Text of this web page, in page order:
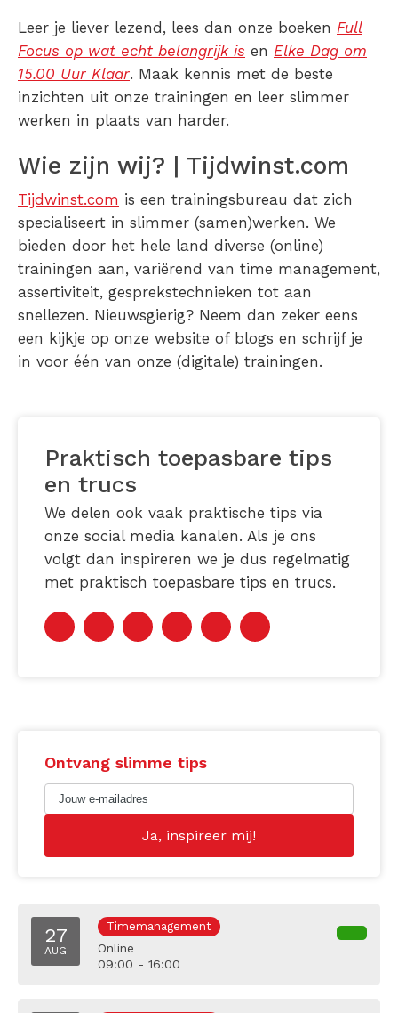
Leer je liever lezend, lees dan onze boeken Full
Focus op wat echt belangrijk is en Elke Dag om
15.00 Uur Klaar. Maak kennis met de beste
inzichten uit onze trainingen en leer slimmer
werken in plaats van harder.
Wie zijn wij? | Tijdwinst.com
Tijdwinst.com is een trainingsbureau dat zich
specialiseert in slimmer (samen)werken. We
bieden door het hele land diverse (online)
trainingen aan, variërend van time management,
assertiviteit, gesprekstechnieken tot aan
snellezen. Nieuwsgierig? Neem dan zeker eens
een kijkje op onze website of blogs en schrijf je
in voor één van onze (digitale) trainingen.
Praktisch toepasbare tips
en trucs
We delen ook vaak praktische tips via
onze social media kanalen. Als je ons
volgt dan inspireren we je dus regelmatig
met praktisch toepasbare tips en trucs.
Ontvang slimme tips
27
AUG
Timemanagement
Online
09:00 - 16:00